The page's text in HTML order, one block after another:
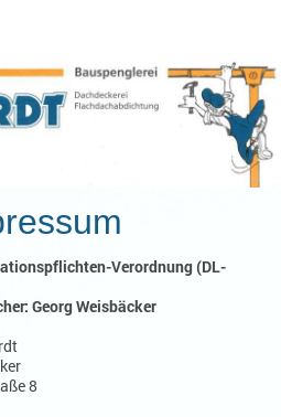
Verordnung (DL-
Georg Weisbäcker
8